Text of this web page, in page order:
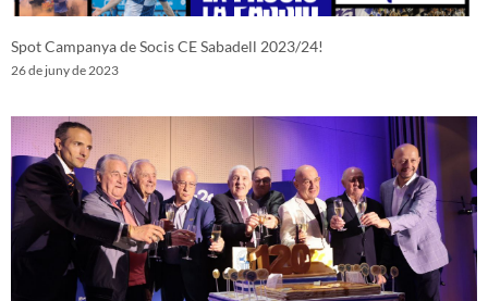
Spot Campanya de Socis CE Sabadell 2023/24!
26 de juny de 2023